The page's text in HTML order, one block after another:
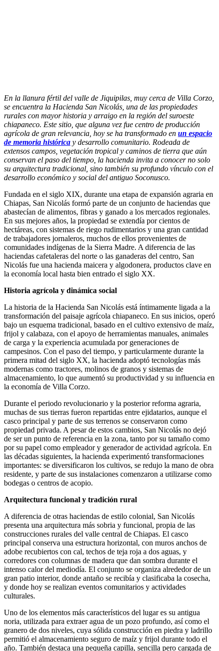
En la llanura fértil del valle de Jiquipilas, muy cerca de Villa Corzo,
se encuentra la Hacienda San Nicolás, una de las propiedades
rurales con mayor historia y arraigo en la región del suroeste
chiapaneco. Este sitio, que alguna vez fue centro de producción
agrícola de gran relevancia, hoy se ha transformado en un espacio
de memoria histórica y desarrollo comunitario. Rodeada de
extensos campos, vegetación tropical y caminos de tierra que aún
conservan el paso del tiempo, la hacienda invita a conocer no solo
su arquitectura tradicional, sino también su profundo vínculo con el
desarrollo económico y social del antiguo Soconusco.
Fundada en el siglo XIX, durante una etapa de expansión agraria en
Chiapas, San Nicolás formó parte de un conjunto de haciendas que
abastecían de alimentos, fibras y ganado a los mercados regionales.
En sus mejores años, la propiedad se extendía por cientos de
hectáreas, con sistemas de riego rudimentarios y una gran cantidad
de trabajadores jornaleros, muchos de ellos provenientes de
comunidades indígenas de la Sierra Madre. A diferencia de las
haciendas cafetaleras del norte o las ganaderas del centro, San
Nicolás fue una hacienda maicera y algodonera, productos clave en
la economía local hasta bien entrado el siglo XX.
Historia agrícola y dinámica social
La historia de la Hacienda San Nicolás está íntimamente ligada a la
transformación del paisaje agrícola chiapaneco. En sus inicios, operó
bajo un esquema tradicional, basado en el cultivo extensivo de maíz,
frijol y calabaza, con el apoyo de herramientas manuales, animales
de carga y la experiencia acumulada por generaciones de
campesinos. Con el paso del tiempo, y particularmente durante la
primera mitad del siglo XX, la hacienda adoptó tecnologías más
modernas como tractores, molinos de granos y sistemas de
almacenamiento, lo que aumentó su productividad y su influencia en
la economía de Villa Corzo.
Durante el periodo revolucionario y la posterior reforma agraria,
muchas de sus tierras fueron repartidas entre ejidatarios, aunque el
casco principal y parte de sus terrenos se conservaron como
propiedad privada. A pesar de estos cambios, San Nicolás no dejó
de ser un punto de referencia en la zona, tanto por su tamaño como
por su papel como empleador y generador de actividad agrícola. En
las décadas siguientes, la hacienda experimentó transformaciones
importantes: se diversificaron los cultivos, se redujo la mano de obra
residente, y parte de sus instalaciones comenzaron a utilizarse como
bodegas o centros de acopio.
Arquitectura funcional y tradición rural
A diferencia de otras haciendas de estilo colonial, San Nicolás
presenta una arquitectura más sobria y funcional, propia de las
construcciones rurales del valle central de Chiapas. El casco
principal conserva una estructura horizontal, con muros anchos de
adobe recubiertos con cal, techos de teja roja a dos aguas, y
corredores con columnas de madera que dan sombra durante el
intenso calor del mediodía. El conjunto se organiza alrededor de un
gran patio interior, donde antaño se recibía y clasificaba la cosecha,
y donde hoy se realizan eventos comunitarios y actividades
culturales.
Uno de los elementos más característicos del lugar es su antigua
noria, utilizada para extraer agua de un pozo profundo, así como el
granero de dos niveles, cuya sólida construcción en piedra y ladrillo
permitió el almacenamiento seguro de maíz y frijol durante todo el
año. También destaca una pequeña capilla, sencilla pero cargada de